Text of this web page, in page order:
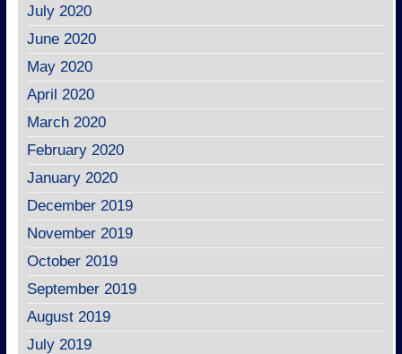
July 2020
June 2020
May 2020
April 2020
March 2020
February 2020
January 2020
December 2019
November 2019
October 2019
September 2019
August 2019
July 2019